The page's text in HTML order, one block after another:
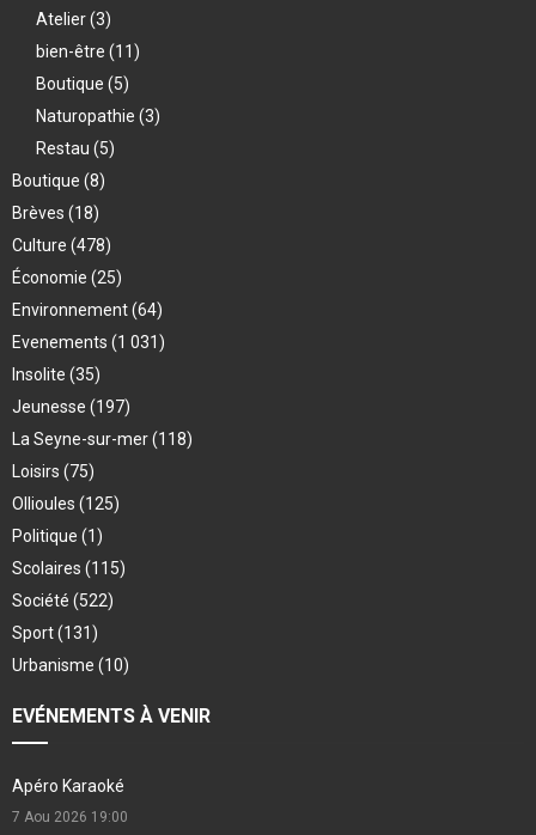
Atelier(3)
bien-être (11)
Boutique (5)
Naturopathie (3)
Restau (5)
Boutique (8)
Brèves (18)
Culture (478)
Économie (25)
Environnement(64)
Evenements (1 031)
Insolite (35)
Jeunesse (197)
La Seyne-sur-mer(118)
Loisirs (75)
Ollioules (125)
Politique (1)
Scolaires (115)
Société (522)
Sport(131)
Urbanisme (10)
EVÉNEMENTS À VENIR
Apéro Karaoké
7 Aou 2026 19:00